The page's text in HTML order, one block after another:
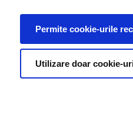
Permite cookie-urile
Utilizare doar cookie-